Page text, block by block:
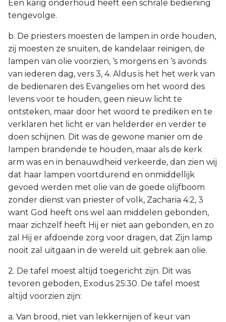
Een karig onderhoud heeft een schrale bediening
tengevolge.
b. De priesters moesten de lampen in orde houden,
zij moesten ze snuiten, de kandelaar reinigen, de
lampen van olie voorzien, ‘s morgens en ‘s avonds
van iederen dag, vers 3, 4. Aldus is het het werk van
de bedienaren des Evangelies om het woord des
levens voor te houden, geen nieuw licht te
ontsteken, maar door het woord te prediken en te
verklaren het licht er van helderder en verder te
doen schijnen. Dit was de gewone manier om de
lampen brandende te houden, maar als de kerk
arm was en in benauwdheid verkeerde, dan zien wij
dat haar lampen voortdurend en onmiddellijk
gevoed werden met olie van de goede olijfboom
zonder dienst van priester of volk, Zacharia 4:2, 3
want God heeft ons wel aan middelen gebonden,
maar zichzelf heeft Hij er niet aan gebonden, en zo
zal Hij er afdoende zorg voor dragen, dat Zijn lamp
nooit zal uitgaan in de wereld uit gebrek aan olie.
2. De tafel moest altijd toegericht zijn. Dit was
tevoren geboden, Exodus 25:30. De tafel moest
altijd voorzien zijn:
a. Van brood, niet van lekkernijen of keur van